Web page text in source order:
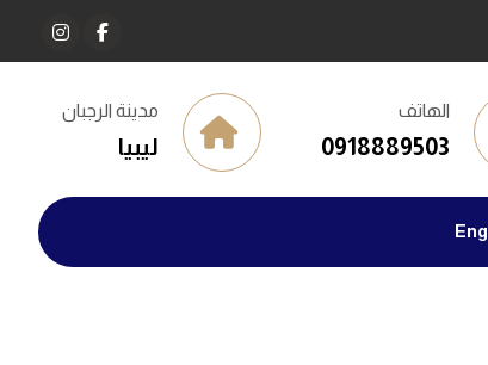
مدينة الرجبان
ليبيا
الهاتف
0918889503